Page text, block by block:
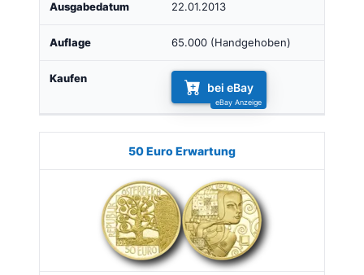
22.01.2013
65.000 (Handgehoben)
bei eBay
50 Euro Erwartung